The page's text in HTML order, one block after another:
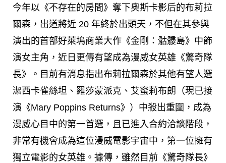
今年以《不存在的房間》奪下奧斯卡影后的布莉拉
爾森，出道將近 20 年終於出頭天，不但在其參與
演出的首部好萊塢商業大作《金剛：骷髏島》中飾
演女主角，近日更傳有望成為漫威女英雄《驚奇隊
長》。目前有消息指出布莉拉爾森於其他有望人選
潔西卡雀絲坦、羅莎蒙派克、艾蜜莉布朗（現已接
演《Mary Poppins Returns》）中殺出重圍，成為
漫威心目中的第一首選，且已進入合約洽談階段，
非常有機會成為這位漫威電影宇宙中，第一位擁有
獨立電影的女英雄。據傳，雖然目前《驚奇隊長》